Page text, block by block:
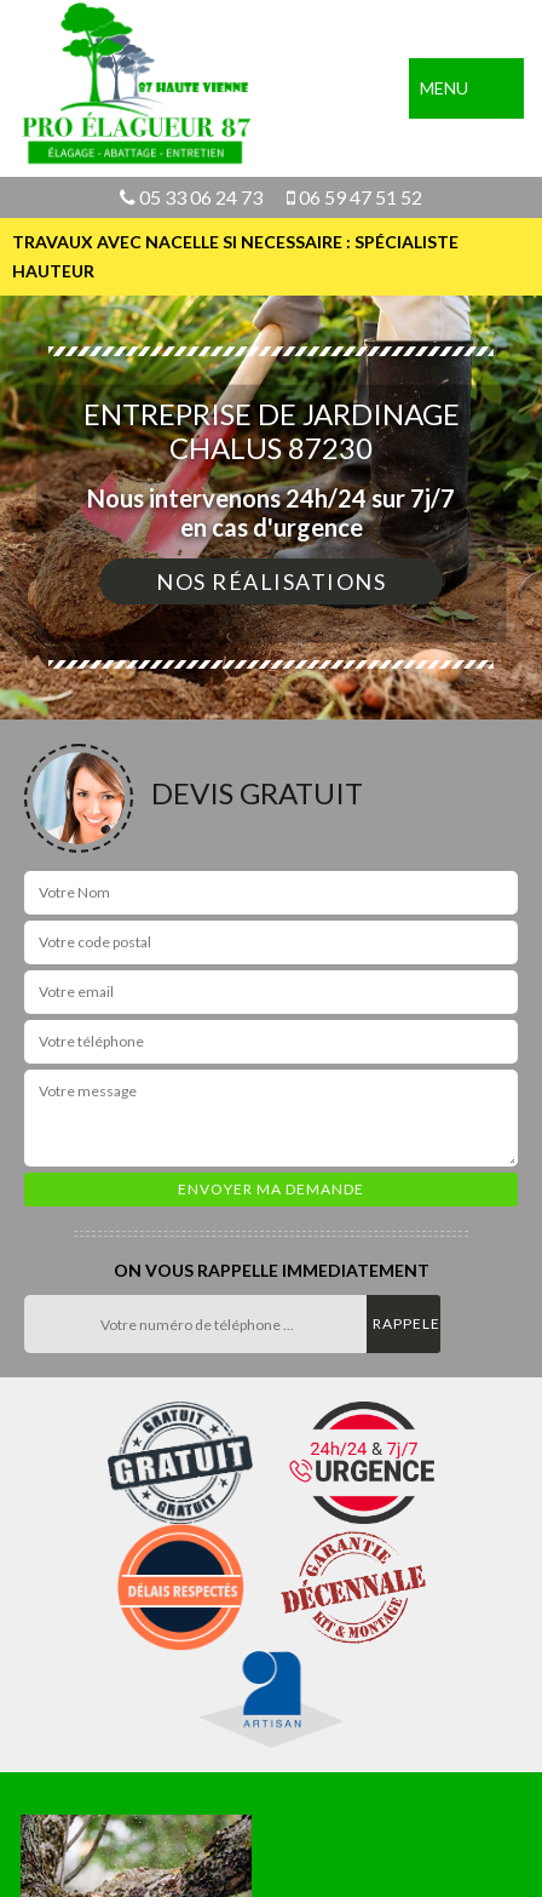
MENU
05 33 06 24 73 06 59 47 51 52
TRAVAUX AVEC NACELLE SI NECESSAIRE : SPÉCIALISTE
HAUTEUR
ENTREPRISE DE JARDINAGE
CHALUS 87230
Nous intervenons 24h/24 sur 7j/7
en cas d'urgence
NOS RÉALISATIONS
DEVIS GRATUIT
ON VOUS RAPPELLE IMMEDIATEMENT